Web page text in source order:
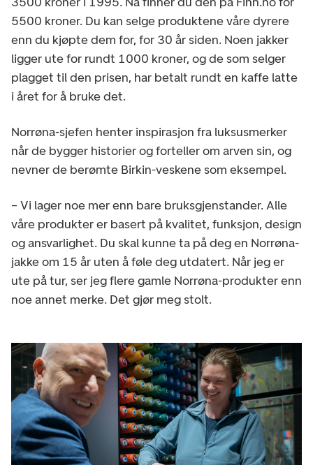
5500 kroner. Du kan selge produktene våre dyrere
enn du kjøpte dem for, for 30 år siden. Noen jakker
ligger ute for rundt 1000 kroner, og de som selger
plagget til den prisen, har betalt rundt en kaffe latte
i året for å bruke det.
Norrøna-sjefen henter inspirasjon fra luksusmerker
når de bygger historier og forteller om arven sin, og
nevner de berømte Birkin-veskene som eksempel.
– Vi lager noe mer enn bare bruksgjenstander. Alle
våre produkter er basert på kvalitet, funksjon, design
og ansvarlighet. Du skal kunne ta på deg en Norrøna-
jakke om 15 år uten å føle deg utdatert. Når jeg er
ute på tur, ser jeg flere gamle Norrøna-produkter enn
noe annet merke. Det gjør meg stolt.